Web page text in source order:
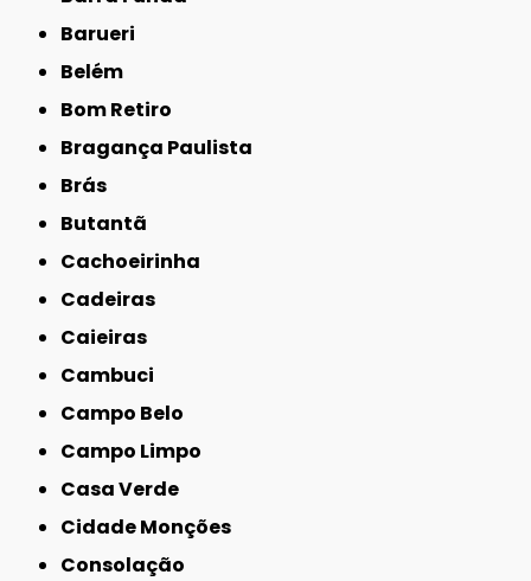
Barueri
Belém
Bom Retiro
Bragança Paulista
Brás
Butantã
Cachoeirinha
Cadeiras
Caieiras
Cambuci
Campo Belo
Campo Limpo
Casa Verde
Cidade Monções
Consolação